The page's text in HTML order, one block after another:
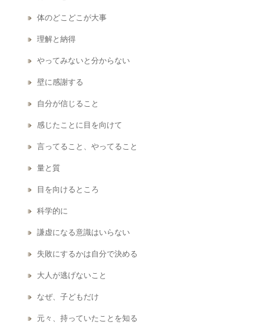
体のどこどこが大事
理解と納得
やってみないと分からない
壁に感謝する
自分が信じること
感じたことに目を向けて
言ってること、やってること
量と質
目を向けるところ
科学的に
謙虚になる意識はいらない
失敗にするかは自分で決める
大人が逃げないこと
なぜ、子どもだけ
元々、持っていたことを知る